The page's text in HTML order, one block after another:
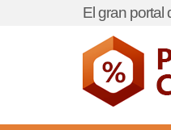
El gran